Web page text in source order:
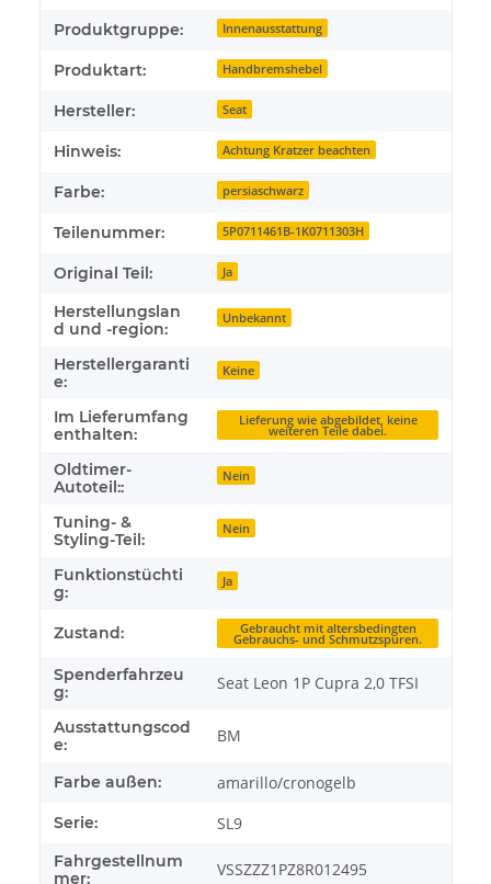
Produktgruppe: Innenausstattung
Produktart: Handbremshebel
Hersteller: Seat
Hinweis: Achtung Kratzer beachten
Farbe: persiaschwarz
Teilenummer: 5P0711461B-1K0711303H
Original Teil: Ja
Herstellungslan
d und -region:
Unbekannt
Herstellergaranti
e:
Keine
Im Lieferumfang
enthalten:
Lieferung wie abgebildet, keine
weiteren Teile dabei.
Oldtimer-
Autoteil::
Nein
Tuning- &
Styling-Teil:
Nein
Funktionstüchti
g:
Ja
Zustand: Gebraucht mit altersbedingten
Gebrauchs- und Schmutzspuren.
Spenderfahrzeu
g:
Seat Leon 1P Cupra 2,0 TFSI
Ausstattungscod
e:
BM
Farbe außen: amarillo/cronogelb
Serie: SL9
Fahrgestellnum
mer:
VSSZZZ1PZ8R012495